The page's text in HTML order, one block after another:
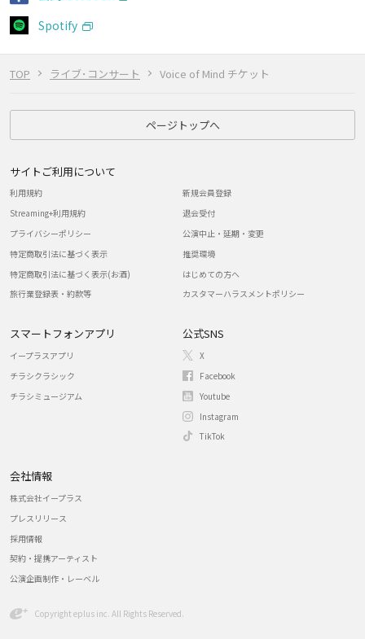
TOP ライブ･コンサート Voice of Mind チケット
Spotify
ページトップへ
サイトご利用について
利用規約
Streaming+利用規約
プライバシーポリシー
特定商取引法に基づく表示
特定商取引法に基づく表示(お酒)
旅行業登録表・約款等
新規会員登録
退会受付
公演中止・延期・変更
推奨環境
はじめての方へ
カスタマーハラスメントポリシー
スマートフォンアプリ
イープラスアプリ
チラシクラシック
チラシミュージアム
公式SNS
X
Facebook
Youtube
Instagram
TikTok
会社情報
株式会社イープラス
プレスリリース
採用情報
契約・提携アーティスト
公演企画制作・レーベル
Copyright eplus inc. All Rights Reserved.